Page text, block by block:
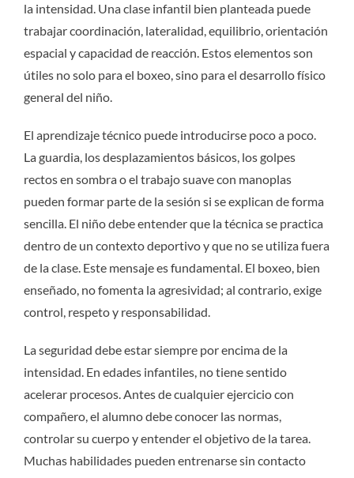
la intensidad. Una clase infantil bien planteada puede
trabajar coordinación, lateralidad, equilibrio, orientación
espacial y capacidad de reacción. Estos elementos son
útiles no solo para el boxeo, sino para el desarrollo físico
general del niño.
El aprendizaje técnico puede introducirse poco a poco.
La guardia, los desplazamientos básicos, los golpes
rectos en sombra o el trabajo suave con manoplas
pueden formar parte de la sesión si se explican de forma
sencilla. El niño debe entender que la técnica se practica
dentro de un contexto deportivo y que no se utiliza fuera
de la clase. Este mensaje es fundamental. El boxeo, bien
enseñado, no fomenta la agresividad; al contrario, exige
control, respeto y responsabilidad.
La seguridad debe estar siempre por encima de la
intensidad. En edades infantiles, no tiene sentido
acelerar procesos. Antes de cualquier ejercicio con
compañero, el alumno debe conocer las normas,
controlar su cuerpo y entender el objetivo de la tarea.
Muchas habilidades pueden entrenarse sin contacto